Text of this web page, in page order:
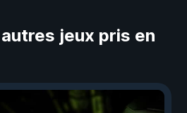
jeux pris en